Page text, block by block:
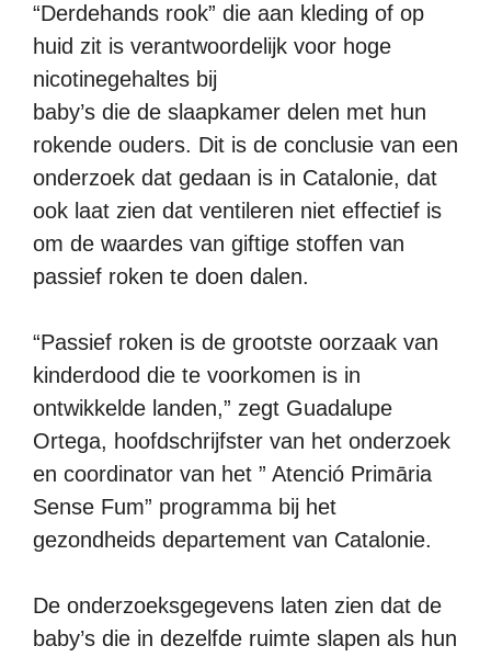
“Derdehands rook” die aan kleding of op
huid zit is verantwoordelijk voor hoge
nicotinegehaltes bij
baby’s die de slaapkamer delen met hun
rokende ouders. Dit is de conclusie van een
onderzoek dat gedaan is in Catalonie, dat
ook laat zien dat ventileren niet effectief is
om de waardes van giftige stoffen van
passief roken te doen dalen.
“Passief roken is de grootste oorzaak van
kinderdood die te voorkomen is in
ontwikkelde landen,” zegt Guadalupe
Ortega, hoofdschrijfster van het onderzoek
en coordinator van het ” Atenció Primāria
Sense Fum” programma bij het
gezondheids departement van Catalonie.
De onderzoeksgegevens laten zien dat de
baby’s die in dezelfde ruimte slapen als hun